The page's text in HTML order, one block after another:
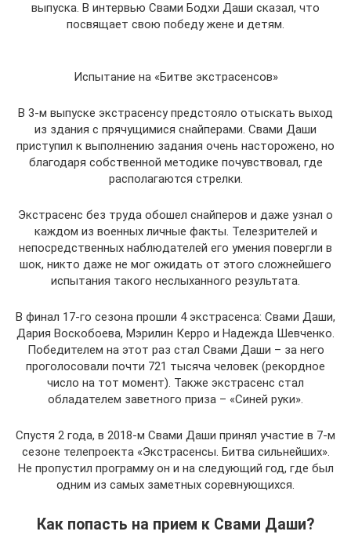
выпуска. В интервью Свами Бодхи Даши сказал, что
посвящает свою победу жене и детям.
Испытание на «Битве экстрасенсов»
В 3-м выпуске экстрасенсу предстояло отыскать выход
из здания с прячущимися снайперами. Свами Даши
приступил к выполнению задания очень насторожено, но
благодаря собственной методике почувствовал, где
располагаются стрелки.
Экстрасенс без труда обошел снайперов и даже узнал о
каждом из военных личные факты. Телезрителей и
непосредственных наблюдателей его умения повергли в
шок, никто даже не мог ожидать от этого сложнейшего
испытания такого неслыханного результата.
В финал 17-го сезона прошли 4 экстрасенса: Свами Даши,
Дария Воскобоева, Мэрилин Керро и Надежда Шевченко.
Победителем на этот раз стал Свами Даши – за него
проголосовали почти 721 тысяча человек (рекордное
число на тот момент). Также экстрасенс стал
обладателем заветного приза – «Синей руки».
Спустя 2 года, в 2018-м Свами Даши принял участие в 7-м
сезоне телепроекта «Экстрасенсы. Битва сильнейших».
Не пропустил программу он и на следующий год, где был
одним из самых заметных соревнующихся.
Как попасть на прием к Свами Даши?